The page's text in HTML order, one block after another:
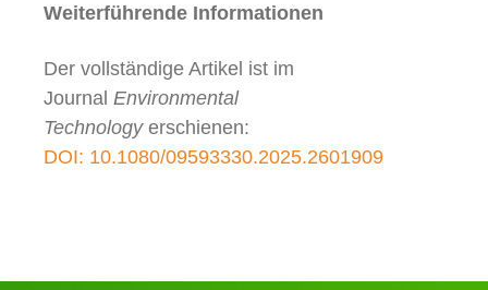
Weiterführende Informationen
Der vollständige Artikel ist im
Journal Environmental
Technologyerschienen:
DOI: 10.1080/09593330.2025.2601909